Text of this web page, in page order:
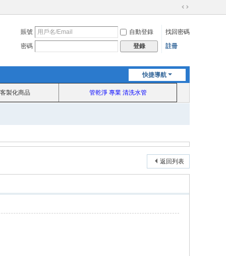
切
到
賬號 自動登錄
找回密碼
密碼
登錄 註冊
快捷導航
製化商品 管乾淨 專業 清洗水管
返回列表